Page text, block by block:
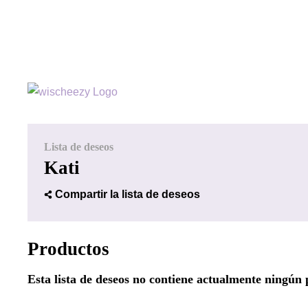
Lista de deseos
Kati
Compartir la lista de deseos
Productos
Esta lista de deseos no contiene actualmente ningún